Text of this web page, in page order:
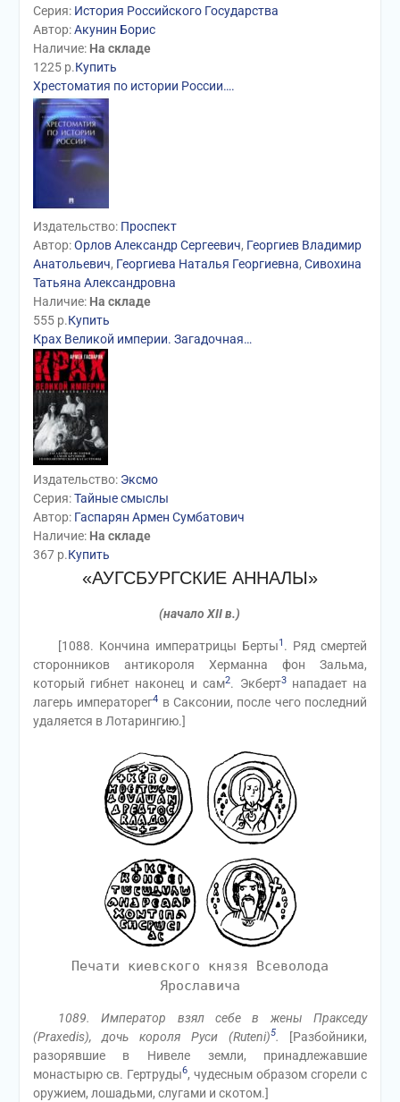
Серия: История Российского Государства
Автор:Акунин Борис
Наличие: На складе
1225р.Купить
Хрестоматия по истории России….
Издательство: Проспект
Автор:Орлов Александр Сергеевич, Георгиев Владимир
Анатольевич, Георгиева Наталья Георгиевна, Сивохина
Татьяна Александровна
Наличие: На складе
555р.Купить
Крах Великой империи. Загадочная…
Издательство: Эксмо
Серия:Тайные смыслы
Автор: Гаспарян Армен Сумбатович
Наличие: На складе
367р.Купить
«АУГСБУРГСКИЕ АННАЛЫ»
(начало XII в.)
[1088. Кончина императрицы Берты1 . Ряд смертей
сторонников антикороля Херманна фон Зальма,
который гибнет наконец и сам2. Экберт3нападает на
лагерь императорег4 в Саксонии, после чего последний
удаляется в Лотарингию.]
Печати киевского князя Всеволода
Ярославича
1089. Император взял себе в жены Пракседу
(Praxedis), дочь короля Руси (Ruteni)5. [Разбойники,
разорявшие в Нивеле земли, принадлежавшие
монастырю св. Гертруды6, чудесным образом сгорели с
оружием, лошадьми, слугами и скотом.]